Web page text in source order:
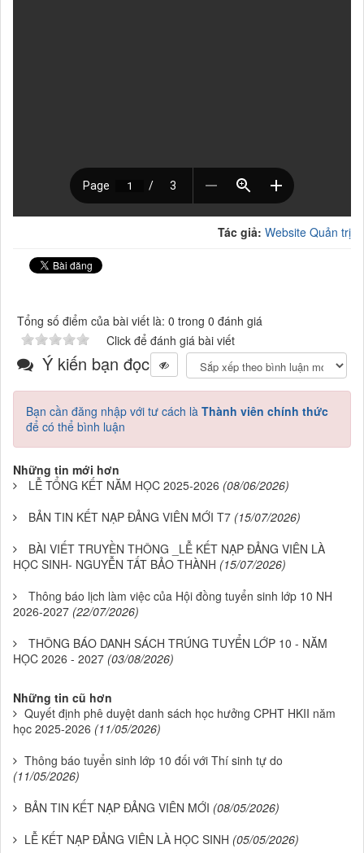
Tác giả: Website Quản trị
Tổng số điểm của bài viết là: 0 trong 0 đánh giá
Click để đánh giá bài viết
Ý kiến bạn đọc
Bạn cần đăng nhập với tư cách là Thành viên chính thức
để có thể bình luận
Những tin mới hơn
LỄ TỔNG KẾT NĂM HỌC 2025-2026 (08/06/2026)
BẢN TIN KẾT NẠP ĐẢNG VIÊN MỚI T7 (15/07/2026)
BÀI VIẾT TRUYỀN THÔNG _LỄ KẾT NẠP ĐẢNG VIÊN LÀ
HỌC SINH- NGUYỄN TẤT BẢO THÀNH (15/07/2026)
Thông báo lịch làm việc của Hội đồng tuyển sinh lớp 10 NH
2026-2027 (22/07/2026)
THÔNG BÁO DANH SÁCH TRÚNG TUYỂN LỚP 10 - NĂM
HỌC 2026 - 2027 (03/08/2026)
Những tin cũ hơn
Quyết định phê duyệt danh sách học hưởng CPHT HKII năm
học 2025-2026 (11/05/2026)
Thông báo tuyển sinh lớp 10 đối với Thí sinh tự do
(11/05/2026)
BẢN TIN KẾT NẠP ĐẢNG VIÊN MỚI (08/05/2026)
LỄ KẾT NẠP ĐẢNG VIÊN LÀ HỌC SINH (05/05/2026)